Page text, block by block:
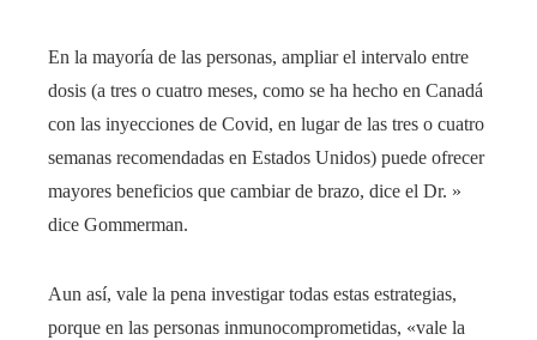
En la mayoría de las personas, ampliar el intervalo entre
dosis (a tres o cuatro meses, como se ha hecho en Canadá
con las inyecciones de Covid, en lugar de las tres o cuatro
semanas recomendadas en Estados Unidos) puede ofrecer
mayores beneficios que cambiar de brazo, dice el Dr. »
dice Gommerman.
Aun así, vale la pena investigar todas estas estrategias,
porque en las personas inmunocomprometidas, «vale la